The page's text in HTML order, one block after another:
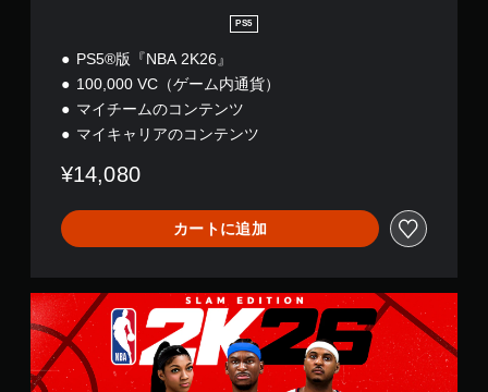
PS5
PS5®版『NBA 2K26』
100,000 VC（ゲーム内通貨）
マイチームのコンテンツ
マイキャリアのコンテンツ
¥14,080
カートに追加
S
L
A
M
エ